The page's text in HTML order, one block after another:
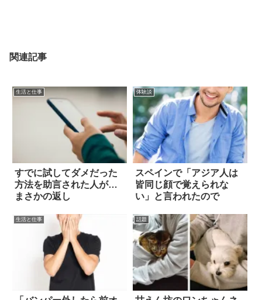
関連記事
生活と仕事
すでに試してダメだった
方法を助言された人が…
まさかの返し
体験談
スペインで「アジア人は
皆同じ顔で覚えられな
い」と言われたので
生活と仕事 話題